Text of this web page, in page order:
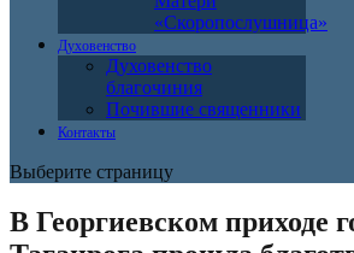
«Скоропослушница»
Духовенство
Духовенство
благочиния
Почившие священники
Контакты
Выберите страницу
В Георгиевском приходе